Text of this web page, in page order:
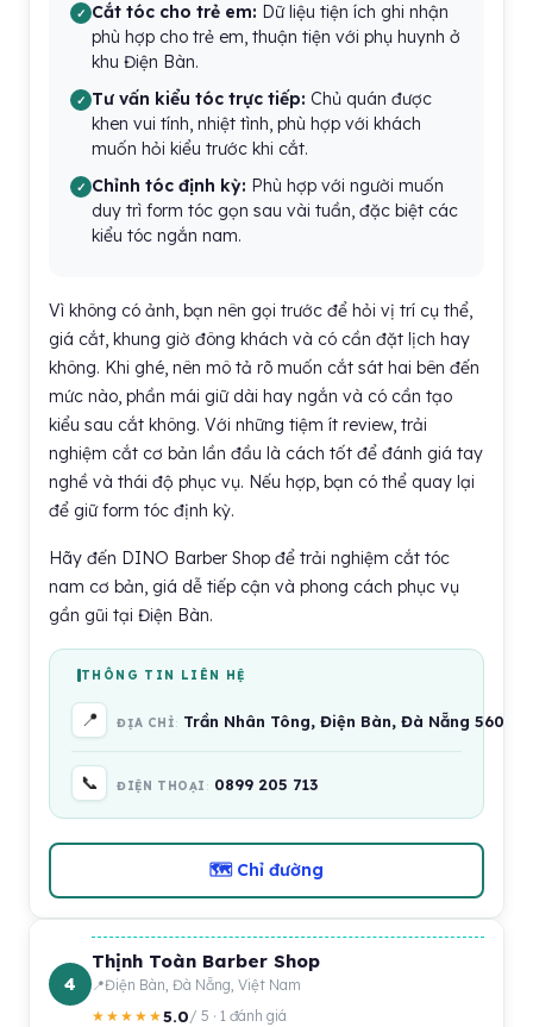
Cắt tóc cho trẻ em: Dữ liệu tiện ích ghi nhận
phù hợp cho trẻ em, thuận tiện với phụ huynh ở
khu Điện Bàn.
Tư vấn kiểu tóc trực tiếp: Chủ quán được
khen vui tính, nhiệt tình, phù hợp với khách
muốn hỏi kiểu trước khi cắt.
Chỉnh tóc định kỳ: Phù hợp với người muốn
duy trì form tóc gọn sau vài tuần, đặc biệt các
kiểu tóc ngắn nam.
Vì không có ảnh, bạn nên gọi trước để hỏi vị trí cụ thể,
giá cắt, khung giờ đông khách và có cần đặt lịch hay
không. Khi ghé, nên mô tả rõ muốn cắt sát hai bên đến
mức nào, phần mái giữ dài hay ngắn và có cần tạo
kiểu sau cắt không. Với những tiệm ít review, trải
nghiệm cắt cơ bản lần đầu là cách tốt để đánh giá tay
nghề và thái độ phục vụ. Nếu hợp, bạn có thể quay lại
để giữ form tóc định kỳ.
Hãy đến DINO Barber Shop để trải nghiệm cắt tóc
nam cơ bản, giá dễ tiếp cận và phong cách phục vụ
gần gũi tại Điện Bàn.
THÔNG TIN LIÊN HỆ
📍 ĐỊA CHỈ Trần Nhân Tông, Điện Bàn, Đà Nẵng
📞 ĐIỆN THOẠI 0899 205 713
🗺 Chỉ đường
4
Thịnh Toàn Barber Shop
Điện Bàn, Đà Nẵng, Việt Nam
★★★★★5.0/ 5 · 1 đánh giá